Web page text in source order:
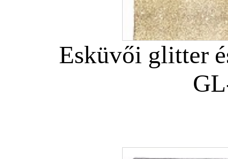
Esküvői glitter